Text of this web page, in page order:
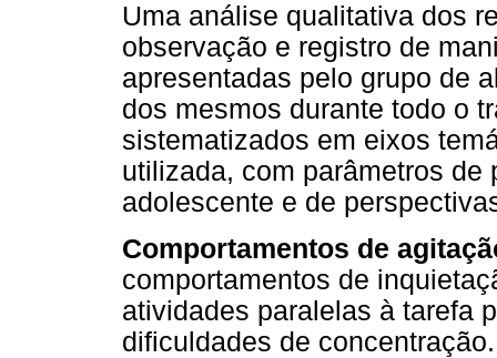
Uma análise qualitativa dos
observação e registro de
apresentadas pelo grupo de
dos mesmos durante todo o
sistematizados em eixos
utilizada, com parâmetros
adolescente e de
Comportamentos de
comportamentos de
atividades paralelas à tarefa
dificuldades de concentração.